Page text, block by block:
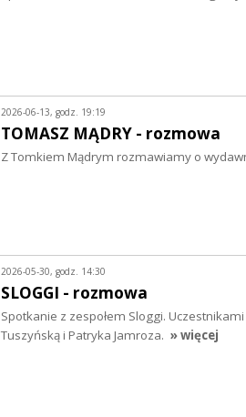
2026-06-13, godz. 19:19
TOMASZ MĄDRY - rozmowa
Z Tomkiem Mądrym rozmawiamy o
2026-05-30, godz. 14:30
SLOGGI - rozmowa
Spotkanie z zespołem Sloggi.
Tuszyńską i Patryka Jamroza. » więcej